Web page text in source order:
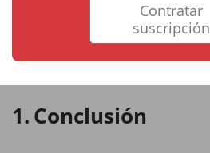
Contratar
suscripción
Conclusión